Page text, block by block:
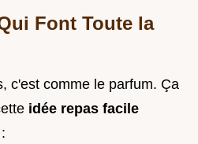
Font Toute la
c'est comme le parfum. Ça
idée repas facile